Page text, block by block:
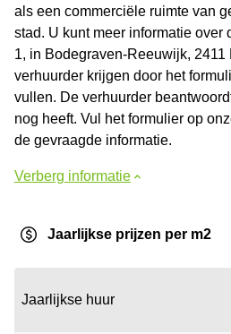
als een commerciële ruimte van
stad. U kunt meer informatie over
1, in Bodegraven-Reeuwijk, 2411
verhuurder krijgen door het
vullen. De verhuurder
nog heeft. Vul het formulier op
de gevraagde informatie.
Verberg informatie
Jaarlijkse prijzen per m2
Jaarlijkse huur